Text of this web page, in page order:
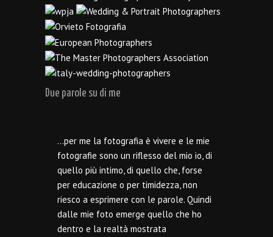
Due parole su di me
…per me la fotografia è vivere e le mie
fotografie sono un riflesso del mio io, di
quello più intimo, di quello che, forse
per educazione o per timidezza, non
riesco a esprimere con le parole. Quindi
dalle mie foto emerge quello che ho
dentro e la realtà mostrata